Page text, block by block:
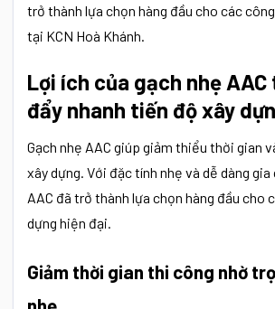
trở thành lựa chọn hàng đầu cho các
tại KCN Hoà Khánh.
Lợi ích của gạch nhẹ
đẩy nhanh tiến độ xây
Gạch nhẹ AAC giúp giảm thiểu thời gian
xây dựng. Với đặc tính nhẹ và dễ dàng gia
AAC đã trở thành lựa chọn hàng đầu cho
dựng hiện đại.
Giảm thời gian thi công nhờ